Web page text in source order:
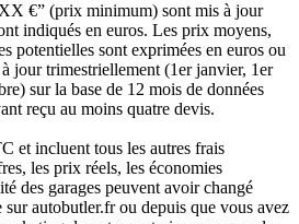
€” (prix minimum) sont mis à jour
indiqués en euros. Les prix moyens,
potentielles sont exprimées en euros ou
jour trimestriellement (1er janvier, 1er
sur la base de 12 mois de données
reçu au moins quatre devis.
et incluent tous les autres frais
les prix réels, les économies
des garages peuvent avoir changé
autobutler.fr ou depuis que vous avez